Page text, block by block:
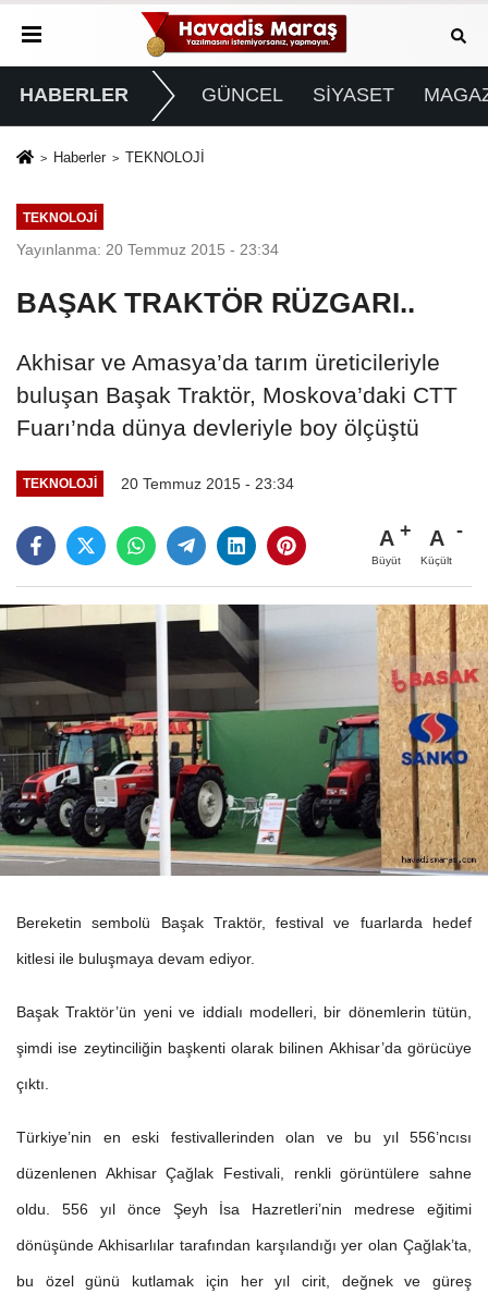
HABERLER GÜNCEL SİYASET
Haberler TEKNOLOJİ
TEKNOLOJİ
Yayınlanma: 20 Temmuz 2015 - 23:34
BAŞAK TRAKTÖR RÜZGARI..
Akhisar ve Amasya’da tarım üreticileriyle
buluşan Başak Traktör, Moskova’daki CTT
Fuarı’nda dünya devleriyle boy ölçüştü
TEKNOLOJİ 20 Temmuz 2015 - 23:34
A
Büyüt
A
Küçült
Bereketin sembolü Başak Traktör, festival ve fuarlarda hedef
kitlesi ile buluşmaya devam ediyor.
Başak Traktör’ün yeni ve iddialı modelleri, bir dönemlerin tütün,
şimdi ise zeytinciliğin başkenti olarak bilinen Akhisar’da görücüye
çıktı.
Türkiye’nin en eski festivallerinden olan ve bu yıl 556’ncısı
düzenlenen Akhisar Çağlak Festivali, renkli görüntülere sahne
oldu. 556 yıl önce Şeyh İsa Hazretleri’nin medrese eğitimi
dönüşünde Akhisarlılar tarafından karşılandığı yer olan Çağlak’ta,
bu özel günü kutlamak için her yıl cirit, değnek ve güreş